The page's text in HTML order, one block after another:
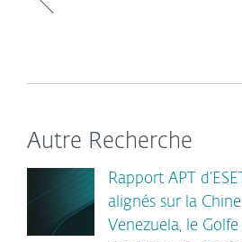
Autre Recherche
Rapport APT
alignés sur la
Venezuela, le